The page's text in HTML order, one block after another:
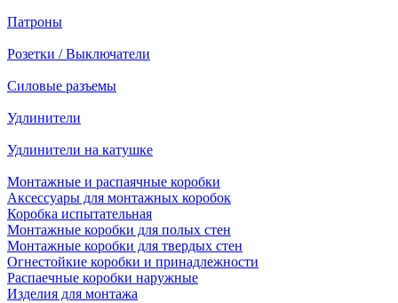
Патроны
Розетки / Выключатели
Силовые разъемы
Удлинители
Удлинители на катушке
Монтажные и распаячные коробки
Аксессуары для монтажных коробок
Коробка испытательная
Монтажные коробки для полых стен
Монтажные коробки для твердых стен
Огнестойкие коробки и принадлежности
Распаечные коробки наружные
Изделия для монтажа